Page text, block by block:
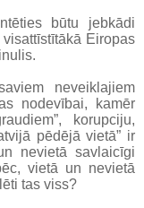
būtu jebkādi
Eiropas
neveiklajiem
nodevībai, kamēr
korupciju,
pēdējā vietā” ir
nevietā savlaicīgi
vietā un nevietā
tas viss?